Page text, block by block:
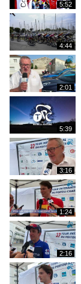
5:52
4:44
2:01
5:39
3:16
1:24
2:16